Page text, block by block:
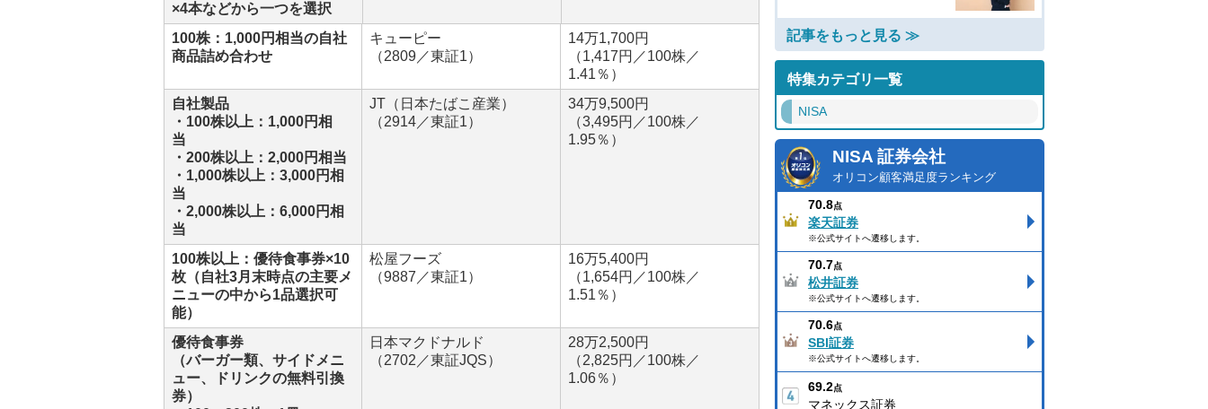
×4本などから一つを選択
100株：1,000円相当の自社
商品詰め合わせ
キューピー
（2809／東証1）
14万1,700円
（1,417円／100株／
1.41％）
自社製品
・100株以上：1,000円相
当
・200株以上：2,000円相当
・1,000株以上：3,000円相
当
・2,000株以上：6,000円相
当
JT（日本たばこ産業）
（2914／東証1）
34万9,500円
（3,495円／100株／
1.95％）
100株以上：優待食事券×10
枚（自社3月末時点の主要メ
ニューの中から1品選択可
能）
松屋フーズ
（9887／東証1）
16万5,400円
（1,654円／100株／
1.51％）
優待食事券
（バーガー類、サイドメニ
ュー、ドリンクの無料引換
券）
日本マクドナルド
（2702／東証JQS）
28万2,500円
（2,825円／100株／
1.06％）
記事をもっと見る ≫
特集カテゴリ一覧
NISA
NISA 証券会社
オリコン顧客満足度ランキング
70.8点
楽天証券
※公式サイトへ遷移します。
70.7点
松井証券
※公式サイトへ遷移します。
70.6点
SBI証券
※公式サイトへ遷移します。
69.2点
マネックス証券